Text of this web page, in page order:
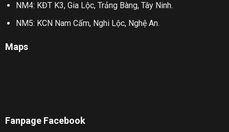
NM4: KĐT K3, Gia Lộc, Trảng Bàng, Tây Ninh.
NM5: KCN Nam Cấm, Nghi Lộc, Nghệ An.
Maps
Fanpage Facebook